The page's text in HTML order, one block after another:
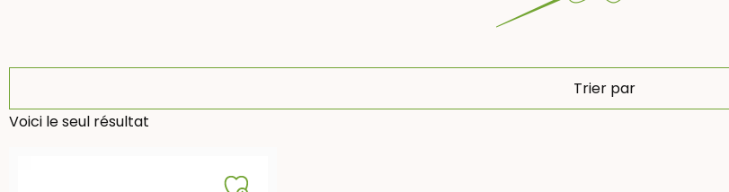
Trier par
Voici le seul résultat